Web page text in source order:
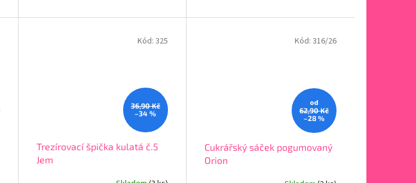
Díky preciznímu...
nerezové...
36,90 Kč
–34 %
Trezírovací špička kulatá č.5
Jem
Kód: 325
od
62,90 Kč
–28 %
Cukrářský sáček pogumovaný
Orion
Kód: 316/26